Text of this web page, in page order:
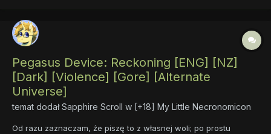
Pegasus Device: Reckoning [ENG] [NZ]
[Dark] [Violence] [Gore] [Alternate
Universe]
temat dodałSapphire Scroll w [+18] My Little Necronomicon
Od razu zaznaczam, że piszę to z własnej woli; po prostu